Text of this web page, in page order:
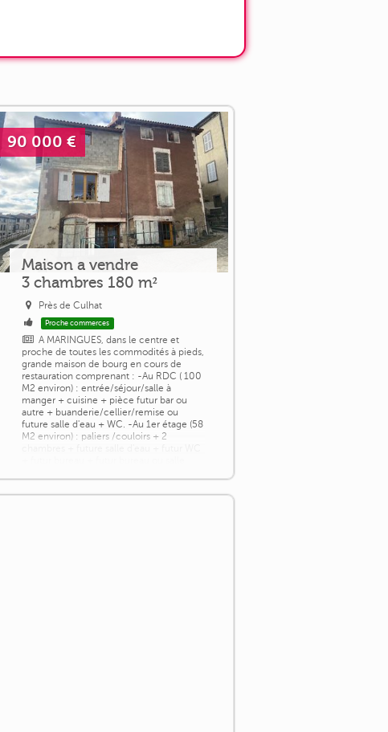
90 000 €
Maison a vendre
3 chambres 180 m²
Près de Culhat
Proche commerces
A MARINGUES, dans le centre et
proche de toutes les commodités à pieds,
grande maison de bourg en cours de
restauration comprenant : -Au RDC ( 100
M2 environ) : entrée/séjour/salle à
manger + cuisine + pièce futur bar ou
autre + buanderie/cellier/remise ou
future salle d'eau + WC. -Au 1er étage (58
M2 environ) : paliers /couloirs + 2